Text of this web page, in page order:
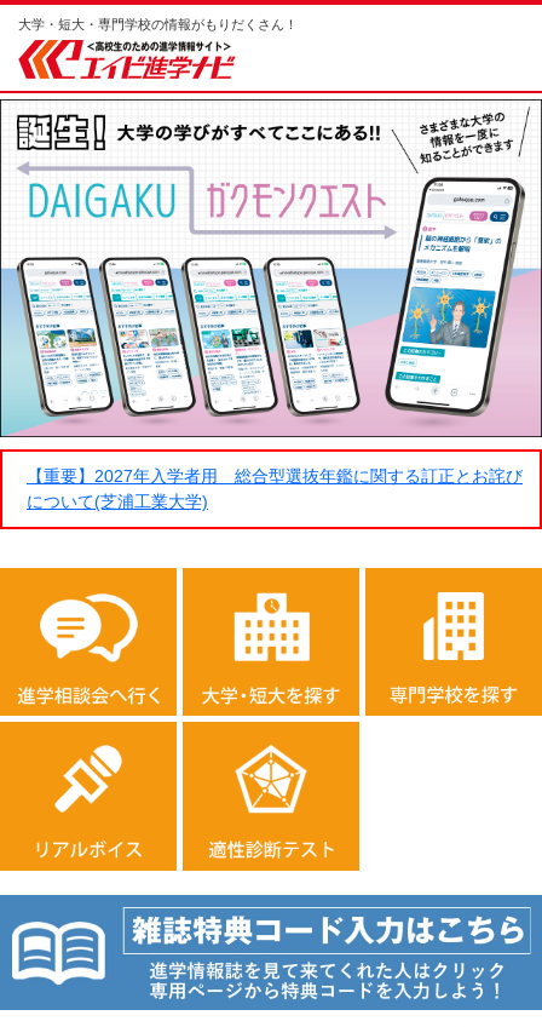
大学・短大・専門学校の情報がもりだくさん！
【重要】2027年入学者用 総合型選抜年鑑に関する訂正とお詫び
について(芝浦工業大学)